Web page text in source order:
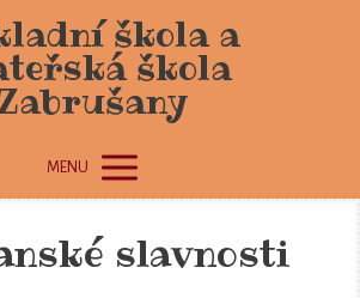
škola a
škola
MENU
slavnosti